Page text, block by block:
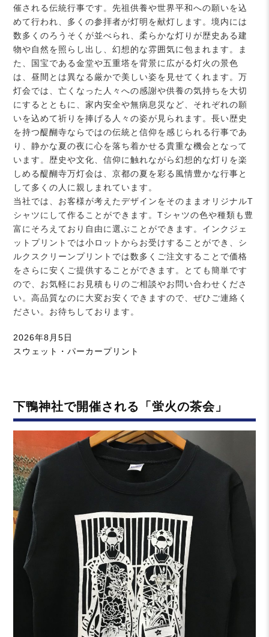
催される伝統行事です。先祖供養や世界平和への願いを込
めて行われ、多くの参拝者が灯明を献灯します。境内には
数多くのろうそくが並べられ、柔らかな灯りが歴史ある建
物や自然を照らし出し、幻想的な雰囲気に包まれます。ま
た、国宝である金堂や五重塔を背景に広がる灯火の景色
は、昼間とは異なる厳かで美しい姿を見せてくれます。万
灯会では、亡くなった人々への感謝や供養の気持ちを大切
にするとともに、家内安全や無病息災など、それぞれの願
いを込めて祈りを捧げる人々の姿が見られます。長い歴史
を持つ醍醐寺ならではの伝統と信仰を感じられる行事であ
り、静かな夏の夜に心を落ち着かせる貴重な機会となって
います。歴史や文化、信仰に触れながら幻想的な灯りを楽
しめる醍醐寺万灯会は、京都の夏を彩る風情豊かな行事と
して多くの人に親しまれています。
当社では、お客様が考えたデザインをそのままオリジナルT
シャツにして作ることができます。Tシャツの色や種類も豊
富にそろえており自由に選ぶことができます。インクジェ
ットプリントでは小ロットからお受けすることができ、シ
ルクスクリーンプリントでは数多くご注文することで価格
をさらに安くご提供することができます。とても簡単です
ので、お気軽にお見積もりのご相談やお問い合わせくださ
い。高品質なのに大変お安くできますので、ぜひご連絡く
ださい。お待ちしております。
投
稿
2026年8月5日
カ
ー
スウェット・パーカープリント
下鴨神社で開催される「蛍火の茶会」